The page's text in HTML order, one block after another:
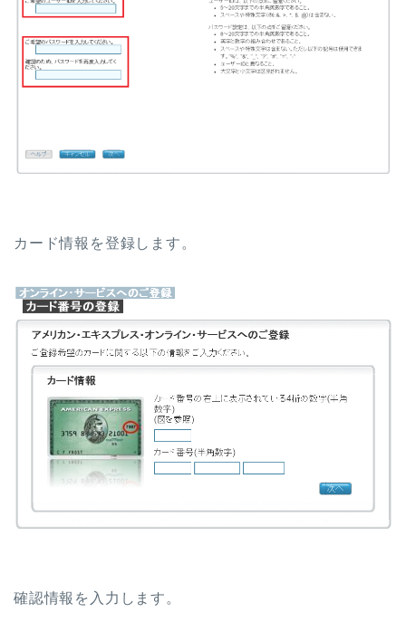
カード情報を登録します。
確認情報を入力します。